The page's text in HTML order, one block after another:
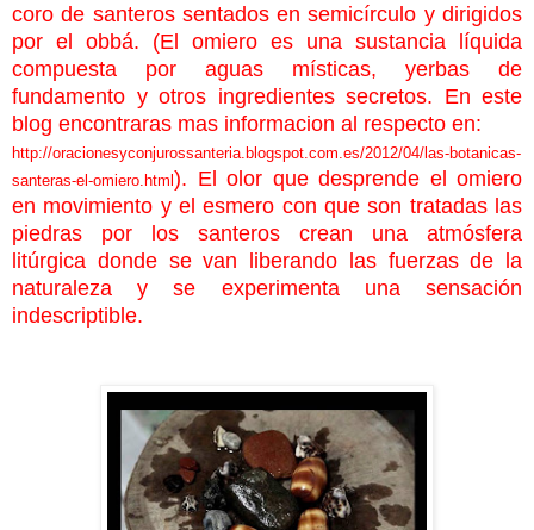
coro de santeros sentados en semicírculo y dirigidos
por el obbá. (El omiero es una sustancia líquida
compuesta por aguas místicas, yerbas de
fundamento y otros ingredientes secretos. En este
blog encontraras mas informacion al respecto en:
http://oracionesyconjurossanteria.blogspot.com.es/2012/04/las-botanicas-
santeras-el-omiero.html). El olor que desprende el omiero
en movimiento y el esmero con que son tratadas las
piedras por los santeros crean una atmósfera
litúrgica donde se van liberando las fuerzas de la
naturaleza y se experimenta una sensación
indescriptible.